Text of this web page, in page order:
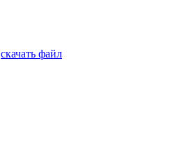
скачать файл